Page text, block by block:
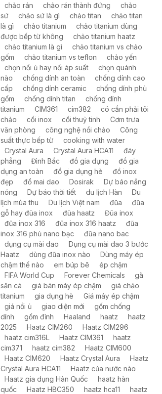
chảo rán
chảo rán thành đứng
chảo
sứ
chảo sứ là gì chảo titan
chảo titan
là gì
chảo titanium
chảo titanium dùng
được bếp từ không
chảo titanium haatz
chảo titanium là gì
chảo titanium vs chảo
gốm
chảo titanium vs teflon
chảo yến
chọn nồi ủ hay nồi áp suất
chọn quánh
nào
chống dính an toàn
chống dính cao
cấp
chống dính ceramic
chống dính phủ
gốm
chống dính titan
chống dính
titanium
CIM361 cim382
có cần phải tôi
chảo
cối inox cối thuỷ tinh
Cơm trưa
văn phòng
công nghệ nồi chảo
Công
suất thực bếp từ
cooking with water
Crystal Aura
Crystal Aura HCA11
đáy
phẳng
Đình Bắc đồ gia dụng
đồ gia
dụng an toàn
đồ gia dụng hè
đồ inox
đẹp
đồ mai dao Dosirak
Dự báo nắng
nóng
Dự báo thời tiết du lịch Hàn
Du
lịch mùa thu
Du lịch Việt nam đũa
đũa
gỗ hay đũa inox
đũa haatz
Đũa inox
đũa inox 316
đũa inox 316 haatz
đũa
inox 316 phủ nano bạc
đũa nano bac
dụng cụ mài dao
Dụng cụ mài dao 3 bước
Haatz
dùng đũa inox nào
Dùng máy ép
chậm thế nào
em búp bê
ép chậm
FIFA World Cup
Forever Chemicals
gã
săn cá
giá bán máy ép chậm
giá chảo
titanium
gia dụng hè
Giá máy ép chậm
giá nồi ủ
giao diện mới
gốm chống
dính
gốm đỉnh Haaland haatz
haatz
2025
Haatz CIM260
Haatz CIM296
haatz cim316L
Haatz CIM361
haatz
cim371
haatz cim382
Haatz CIM600
Haatz CIM620
Haatz Crystal Aura
Haatz
Crystal Aura HCA11
Haatz của nước nào
Haatz gia dụng Hàn Quốc
haatz hàn
quốc
Haatz HBC350 haatz hca11
haatz